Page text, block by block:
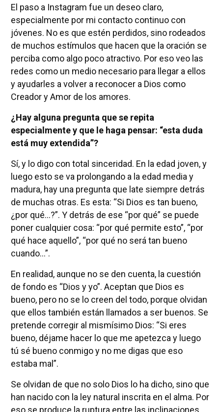
El paso a Instagram fue un deseo claro,
especialmente por mi contacto continuo con
jóvenes. No es que estén perdidos, sino rodeados
de muchos estímulos que hacen que la oración se
perciba como algo poco atractivo. Por eso veo las
redes como un medio necesario para llegar a ellos
y ayudarles a volver a reconocer a Dios como
Creador y Amor de los amores.
¿Hay alguna pregunta que se repita
especialmente y que le haga pensar: “esta duda
está muy extendida”?
Sí, y lo digo con total sinceridad. En la edad joven, y
luego esto se va prolongando a la edad media y
madura, hay una pregunta que late siempre detrás
de muchas otras. Es esta: “Si Dios es tan bueno,
¿por qué…?”. Y detrás de ese “por qué” se puede
poner cualquier cosa: “por qué permite esto”, “por
qué hace aquello”, “por qué no será tan bueno
cuando…”.
En realidad, aunque no se den cuenta, la cuestión
de fondo es “Dios y yo”. Aceptan que Dios es
bueno, pero no se lo creen del todo, porque olvidan
que ellos también están llamados a ser buenos. Se
pretende corregir al mismísimo Dios: “Si eres
bueno, déjame hacer lo que me apetezca y luego
tú sé bueno conmigo y no me digas que eso
estaba mal”.
Se olvidan de que no solo Dios lo ha dicho, sino que
han nacido con la ley natural inscrita en el alma. Por
eso se produce la ruptura entre las inclinaciones